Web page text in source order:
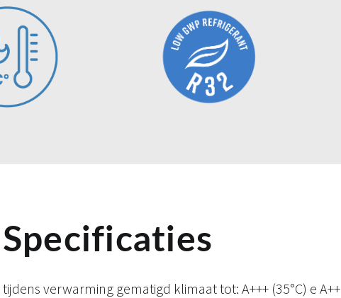
Specificaties
tijdens verwarming gematigd klimaat tot: A+++ (35°C) e A++